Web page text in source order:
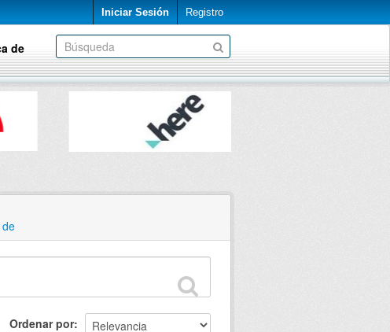
Iniciar Sesión Registro
de
Ordenar por